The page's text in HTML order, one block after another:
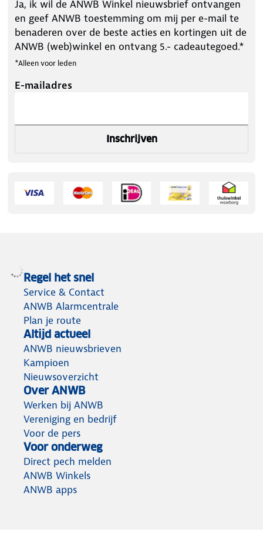
Ja, ik wil de ANWB Winkel nieuwsbrief ontvangen
en geef ANWB toestemming om mij per e-mail te
benaderen over de beste acties en kortingen uit de
ANWB (web)winkel en ontvang 5.- cadeautegoed.*
*Alleen voor leden
E-mailadres
Inschrijven
Regel het snel
Service & Contact
ANWB Alarmcentrale
Plan je route
Altijd actueel
ANWB nieuwsbrieven
Kampioen
Nieuwsoverzicht
Over ANWB
Werken bij ANWB
Vereniging en bedrijf
Voor de pers
Voor onderweg
Direct pech melden
ANWB Winkels
ANWB apps